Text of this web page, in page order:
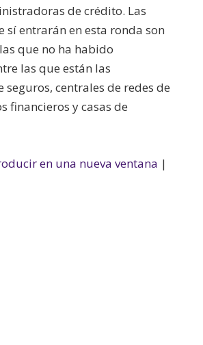
de crédito. Las
sí entrarán en esta ronda son
que no ha habido
las que están las
seguros, centrales de redes de
financieros y casas de
en una nueva ventana |